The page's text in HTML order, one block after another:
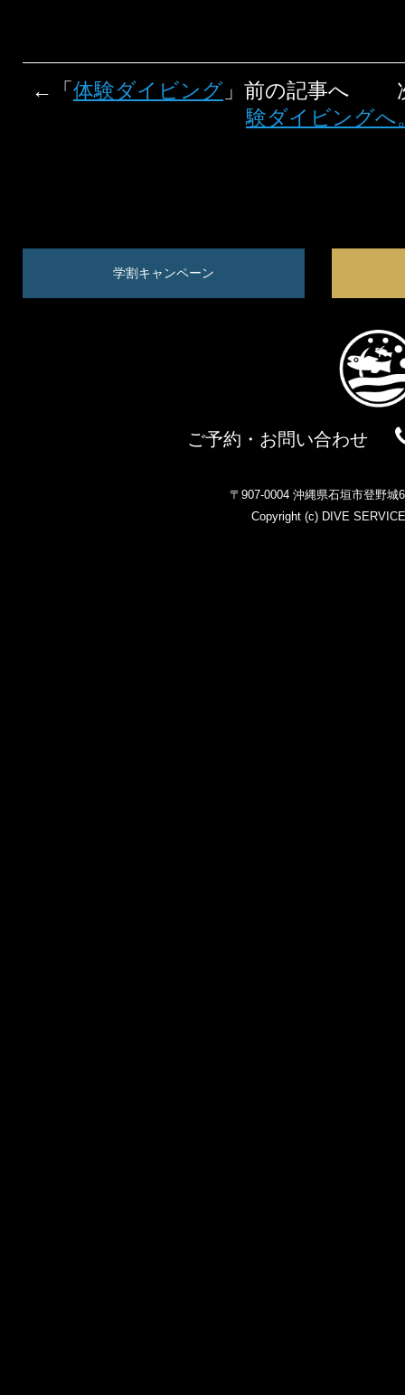
←「体験ダイビング 」前の記事へ
験ダイビングへ
学割キャンペーン
ご予約・お問い合わせ
〒907-0004 沖縄県石垣市登野城
Copyright (c) DIVE